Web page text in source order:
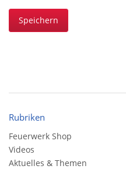
Speichern
Rubriken
Feuerwerk Shop
Videos
Aktuelles & Themen